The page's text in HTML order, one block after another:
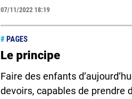
07/11/2022 18:19
# PAGES
Le principe
Faire des enfants
devoirs, capables de